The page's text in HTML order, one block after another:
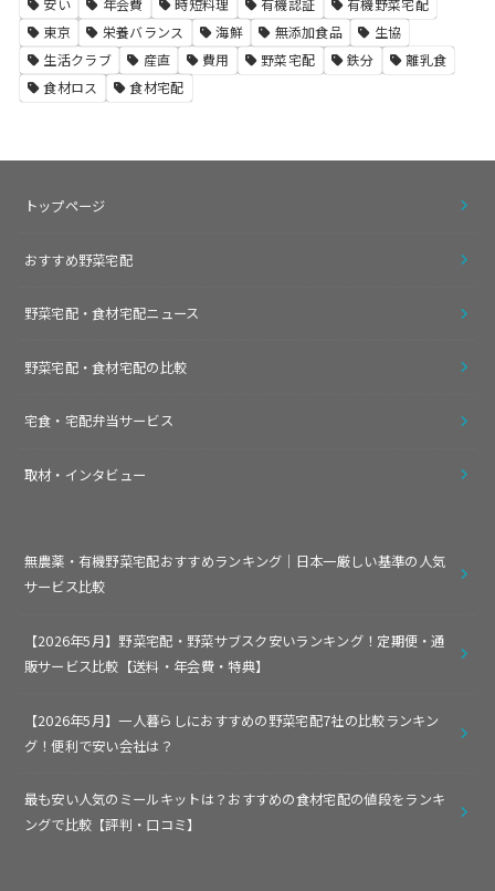
東京
栄養バランス 海鮮 無添加食品
生協
生活クラブ
産直 費用 野菜宅配 鉄分
離乳食
食材ロス
食材宅配
トップページ
おすすめ野菜宅配
野菜宅配・食材宅配ニュース
野菜宅配・食材宅配の比較
宅食・宅配弁当サービス
取材・インタビュー
無農薬・有機野菜宅配おすすめランキング｜日本一厳しい基準の人気
サービス比較
【2026年5月】野菜宅配・野菜サブスク安いランキング！定期便・通
販サービス比較【送料・年会費・特典】
【2026年5月】一人暮らしにおすすめの野菜宅配7社の比較ランキン
グ！便利で安い会社は？
最も安い人気のミールキットは？おすすめの食材宅配の値段をランキ
ングで比較【評判・口コミ】